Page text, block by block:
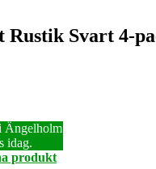
Rustik Svart 4-
Ängelholm
idag.
produkt